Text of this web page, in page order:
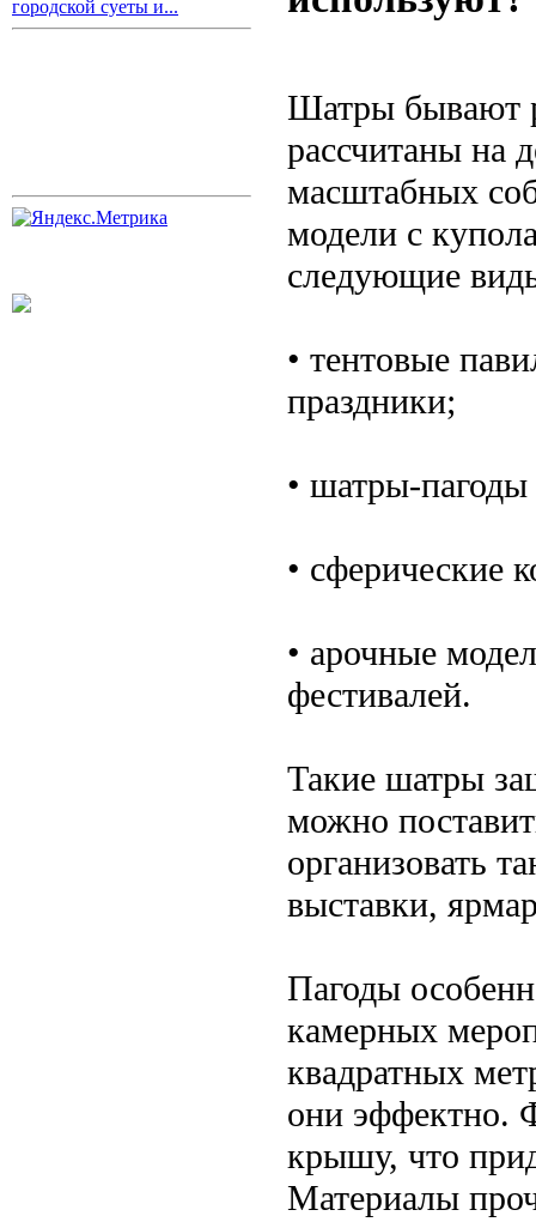
городской суеты и...
Шатры бывают
рассчитаны на
масштабных
модели с
следующие
• тентовые
праздники;
• шатры-
• сферические
• арочные
фестивалей.
Такие шатры
можно
организовать
выставки,
Пагоды
камерных
квадратных
они эффектно.
крышу, что
Материалы